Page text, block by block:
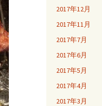
2017年12月
2017年11月
2017年7月
2017年6月
2017年5月
2017年4月
2017年3月